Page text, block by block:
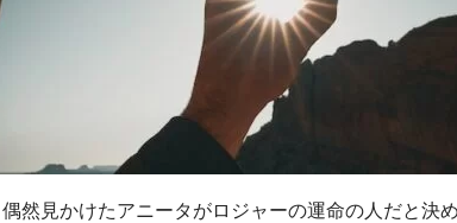
然見かけたアニータがロジャーの運命の人だと決